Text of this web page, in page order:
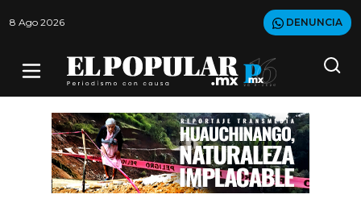
8 Ago 2026 DENUNCIA